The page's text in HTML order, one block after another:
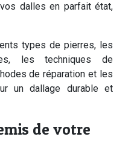
dalles en parfait état,
types de pierres, les
les techniques de
de réparation et les
un dallage durable et
de votre